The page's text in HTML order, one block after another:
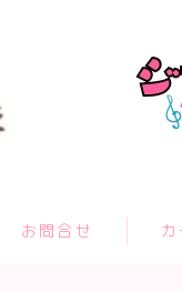
お問合せ